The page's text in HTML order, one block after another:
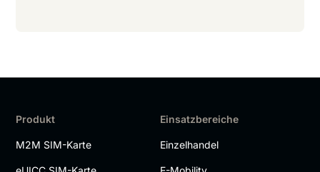
Produkt
M2M SIM-Karte
Einsatzbereiche
Einzelhandel